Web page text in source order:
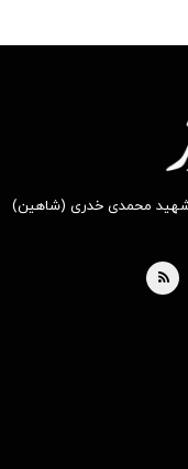
شهید محمدی خدری (شاهین)